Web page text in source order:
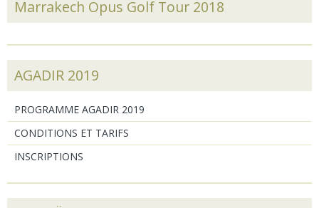
Marrakech Opus Golf Tour 2018
AGADIR 2019
PROGRAMME AGADIR 2019
CONDITIONS ET TARIFS
INSCRIPTIONS